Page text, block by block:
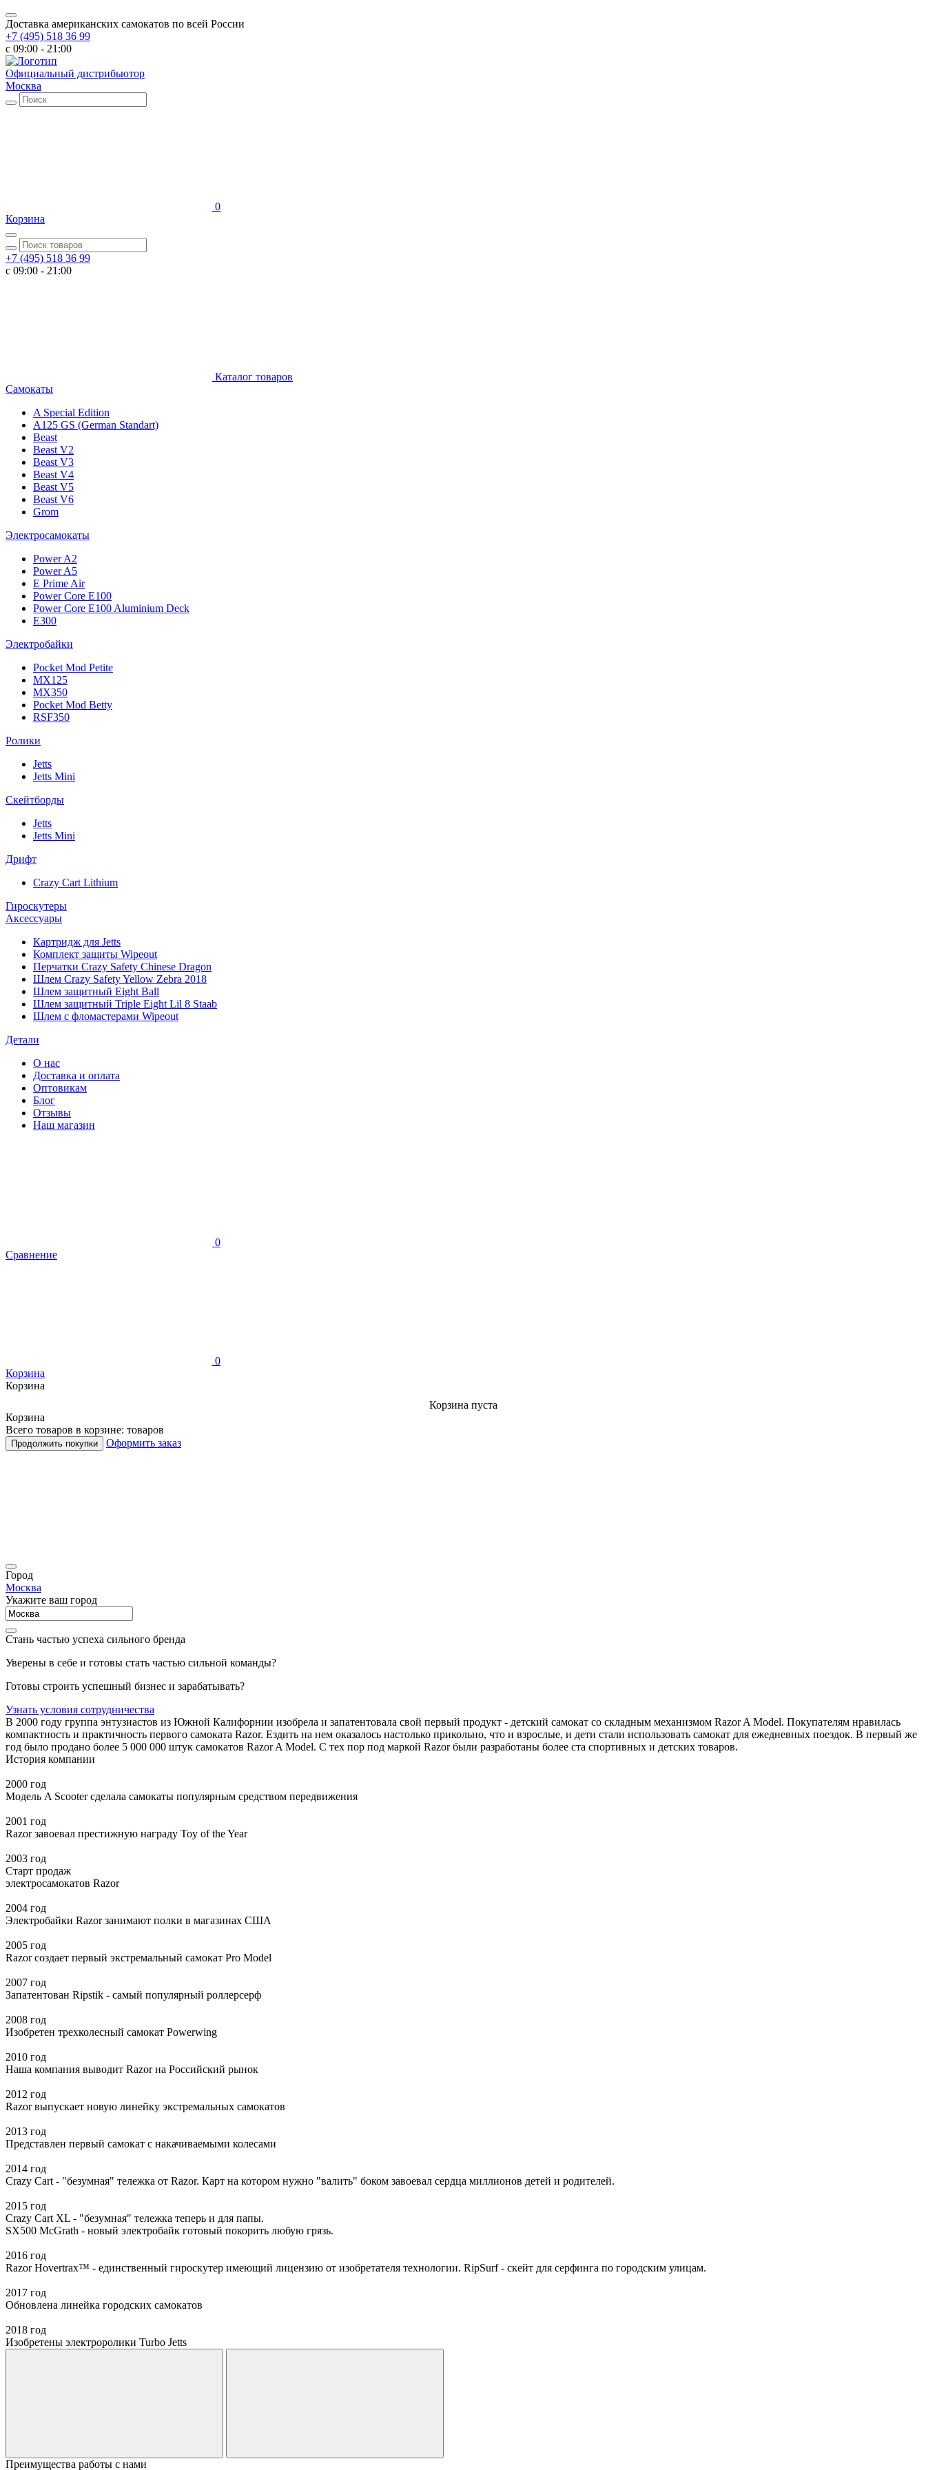
Доставка американских самокатов по всей России
+7 (495) 518 36 99
c 09:00 - 21:00
Официальный дистрибьютор
Москва
0
Корзина
+7 (495) 518 36 99
c 09:00 - 21:00
Каталог товаров
Самокаты
A Special Edition
A125 GS (German Standart)
Beast
Beast V2
Beast V3
Beast V4
Beast V5
Beast V6
Grom
Электросамокаты
Power A2
Power A5
E Prime Air
Power Core E100
Power Core E100 Aluminium Deck
E300
Электробайки
Pocket Mod Petite
MX125
MX350
Pocket Mod Betty
RSF350
Ролики
Jetts
Jetts Mini
Скейтборды
Jetts
Jetts Mini
Дрифт
Crazy Cart Lithium
Гироскутеры
Аксессуары
Картридж для Jetts
Комплект защиты Wipeout
Перчатки Crazy Safety Chinese Dragon
Шлем Crazy Safety Yellow Zebra 2018
Шлем защитный Eight Ball
Шлем защитный Triple Eight Lil 8 Staab
Шлем с фломастерами Wipeout
Детали
О нас
Доставка и оплата
Оптовикам
Блог
Отзывы
Наш магазин
0
Сравнение
0
Корзина
Корзина
Корзина пуста
Корзина
Всего товаров в корзине: товаров
Продолжить покупки Оформить заказ
Город
Москва
Укажите ваш город
Стань частью успеха сильного бренда
Уверены в себе и готовы стать частью сильной команды?
Готовы строить успешный бизнес и зарабатывать?
Узнать условия сотрудничества
В 2000 году группа энтузиастов из Южной Калифорнии изобрела и запатентовала свой первый продукт - детский самокат со складным механизмом Razor A Model. Покупателям нравилась
компактность и практичность первого самоката Razor. Ездить на нем оказалось настолько прикольно, что и взрослые, и дети стали использовать самокат для ежедневных поездок. В первый же
год было продано более 5 000 000 штук самокатов Razor A Model. С тех пор под маркой Razor были разработаны более ста спортивных и детских товаров.
История компании
2000 год
Модель A Scooterсделала самокаты популярным средством передвижения
2001 год
Razor завоевал престижную награду Toy of the Year
2003 год
Старт продаж
электросамокатов Razor
2004 год
Электробайки Razor занимают полки в магазинах США
2005 год
Razor создает первый экстремальный самокат Pro Model
2007 год
Запатентован Ripstik - самый популярный роллерсерф
2008 год
Изобретен трехколесный самокат Powerwing
2010 год
Наша компания выводит Razor на Российский рынок
2012 год
Razor выпускает новую линейку экстремальных самокатов
2013 год
Представлен первый самокат с накачиваемыми колесами
2014 год
Crazy Cart - "безумная" тележка от Razor. Карт на котором нужно "валить" боком завоевал сердца миллионов детей и родителей.
2015 год
Crazy Cart XL - "безумная" тележка теперь и для папы.
SX500 McGrath - новый электробайк готовый покорить любую грязь.
2016 год
Razor Hovertrax™ - единственный гироскутер имеющий лицензию от изобретателя технологии. RipSurf- скейт для серфинга по городским улицам.
2017 год
Обновлена линейка городских самокатов
2018 год
Изобретены электроролики Turbo Jetts
Преимущества работы с нами